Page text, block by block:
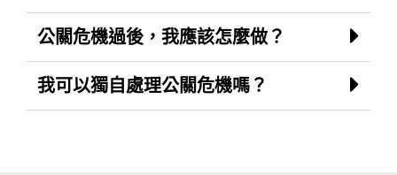
公關危機過後，我應該怎麼做？
我可以獨自處理公關危機嗎？